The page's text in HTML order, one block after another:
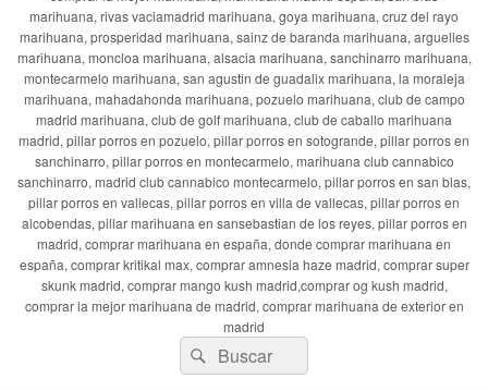
marihuana, rivas vaciamadrid marihuana, goya marihuana, cruz del rayo
marihuana, prosperidad marihuana, sainz de baranda marihuana, arguelles
marihuana, moncloa marihuana, alsacia marihuana, sanchinarro marihuana,
montecarmelo marihuana, san agustin de guadalix marihuana, la moraleja
marihuana, mahadahonda marihuana, pozuelo marihuana, club de campo
madrid marihuana, club de golf marihuana, club de caballo marihuana
madrid, pillar porros en pozuelo, pillar porros en sotogrande, pillar porros en
sanchinarro, pillar porros en montecarmelo, marihuana club cannabico
sanchinarro, madrid club cannabico montecarmelo, pillar porros en san blas,
pillar porros en vallecas, pillar porros en villa de vallecas, pillar porros en
alcobendas, pillar marihuana en sansebastian de los reyes, pillar porros en
madrid, comprar marihuana en españa, donde comprar marihuana en
españa, comprar kritikal max, comprar amnesia haze madrid, comprar super
skunk madrid, comprar mango kush madrid,comprar og kush madrid,
comprar la mejor marihuana de madrid, comprar marihuana de exterior en
madrid
Buscar
por:
Buscar